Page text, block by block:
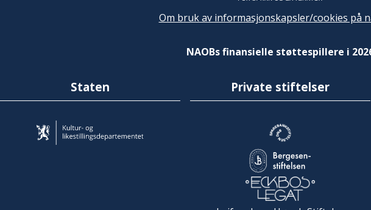
Om bruk av informasjonskapsler/cookies på
NAOBs finansielle støttespillere i
Staten Private stiftelser